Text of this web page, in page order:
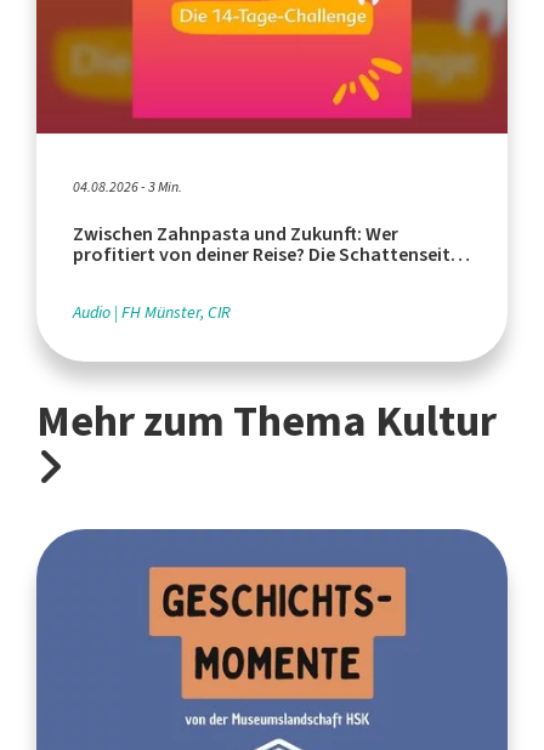
04.08.2026 - 3 Min.
Zwischen Zahnpasta und Zukunft: Wer
profitiert von deiner Reise? Die Schattenseiten
Audio FH Münster, CIR
Mehr zum Thema Kultur